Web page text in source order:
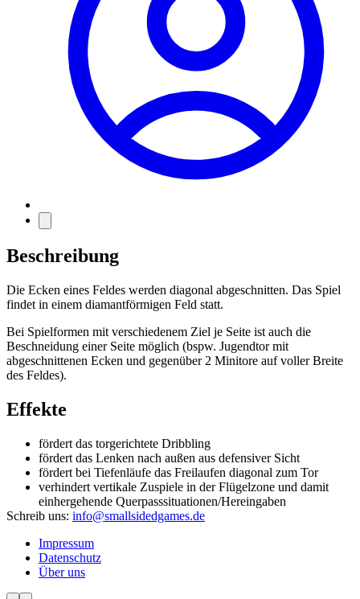
Beschreibung
Die Ecken eines Feldes werden diagonal abgeschnitten. Das Spiel
findet in einem diamantförmigen Feld statt.
Bei Spielformen mit verschiedenem Ziel je Seite ist auch die
Beschneidung einer Seite möglich (bspw. Jugendtor mit
abgeschnittenen Ecken und gegenüber 2 Minitore auf voller Breite
des Feldes).
Effekte
fördert das torgerichtete Dribbling
fördert das Lenken nach außen aus defensiver Sicht
fördert bei Tiefenläufe das Freilaufen diagonal zum Tor
verhindert vertikale Zuspiele in der Flügelzone und damit
einhergehende Querpasssituationen/Hereingaben
Schreib uns: info@smallsidedgames.de
Impressum
Datenschutz
Über uns